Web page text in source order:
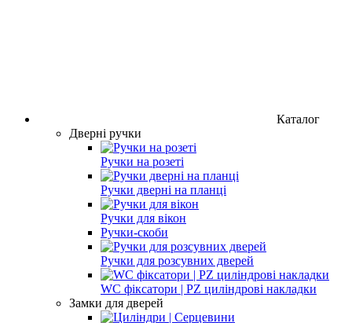
Каталог
Дверні ручки
Ручки на розеті
Ручки дверні на планці
Ручки для вікон
Ручки-скоби
Ручки для розсувних дверей
WC фіксатори | PZ циліндрові накладки
Замки для дверей